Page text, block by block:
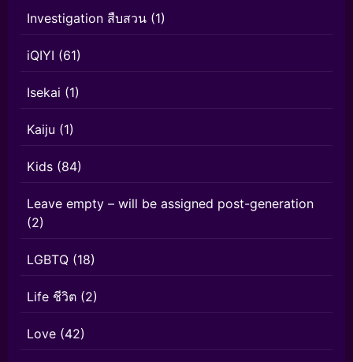
Investigation สืบสวน (1)
iQIYI (61)
Isekai (1)
Kaiju (1)
Kids (84)
Leave empty – will be assigned post-generation
(2)
LGBTQ (18)
Life ชีวิต (2)
Love (42)